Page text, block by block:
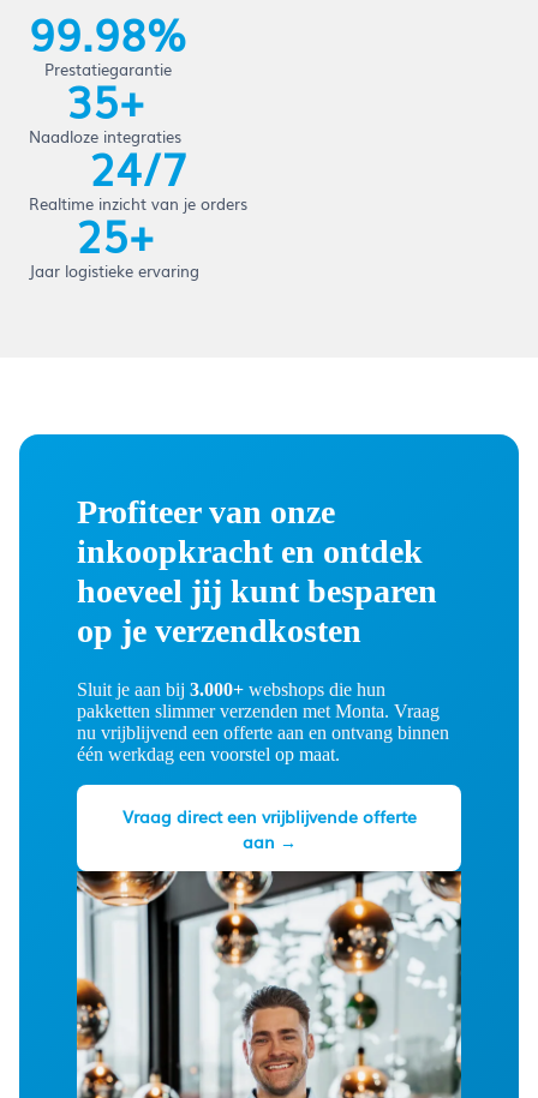
99.98%
Prestatiegarantie
35+
Naadloze integraties
24/7
Realtime inzicht van je orders
25+
Jaar logistieke ervaring
Profiteer van onze
inkoopkracht en ontdek
hoeveel jij kunt besparen
op je verzendkosten
Sluit je aan bij 3.000+ webshops die hun
pakketten slimmer verzenden met Monta. Vraag
nu vrijblijvend een offerte aan en ontvang binnen
één werkdag een voorstel op maat.
Vraag direct een vrijblijvende offerte
aan →